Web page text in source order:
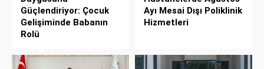
Güçlendiriyor: Çocuk
Gelişiminde Babanın
Rolü
Ayı Mesai Dışı Poliklinik
Hizmetleri